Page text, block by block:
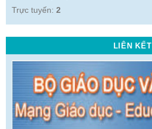
Trực tuyến: 2
LIÊN KẾT